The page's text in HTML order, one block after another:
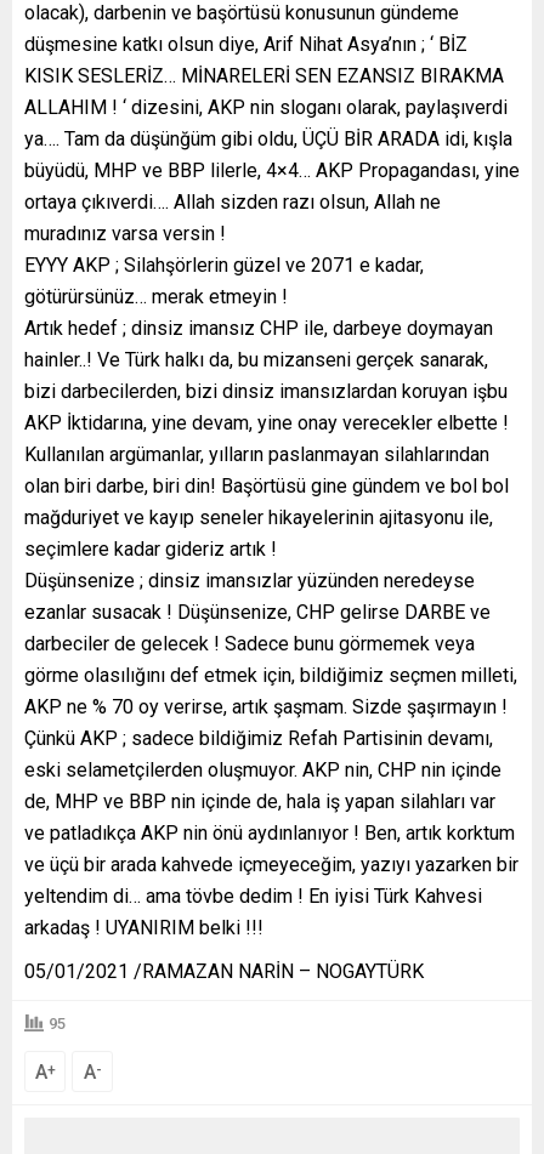
olacak), darbenin ve başörtüsü konusunun gündeme
düşmesine katkı olsun diye, Arif Nihat Asya’nın ; ‘ BİZ
KISIK SESLERİZ… MİNARELERİ SEN EZANSIZ BIRAKMA
ALLAHIM ! ‘ dizesini, AKP nin sloganı olarak, paylaşıverdi
ya…. Tam da düşünğüm gibi oldu, ÜÇÜ BİR ARADA idi, kışla
büyüdü, MHP ve BBP lilerle, 4×4… AKP Propagandası, yine
ortaya çıkıverdi…. Allah sizden razı olsun, Allah ne
muradınız varsa versin !
EYYY AKP ; Silahşörlerin güzel ve 2071 e kadar,
götürürsünüz… merak etmeyin !
Artık hedef ; dinsiz imansız CHP ile, darbeye doymayan
hainler..! Ve Türk halkı da, bu mizanseni gerçek sanarak,
bizi darbecilerden, bizi dinsiz imansızlardan koruyan işbu
AKP İktidarına, yine devam, yine onay verecekler elbette !
Kullanılan argümanlar, yılların paslanmayan silahlarından
olan biri darbe, biri din! Başörtüsü gine gündem ve bol bol
mağduriyet ve kayıp seneler hikayelerinin ajitasyonu ile,
seçimlere kadar gideriz artık !
Düşünsenize ; dinsiz imansızlar yüzünden neredeyse
ezanlar susacak ! Düşünsenize, CHP gelirse DARBE ve
darbeciler de gelecek ! Sadece bunu görmemek veya
görme olasılığını def etmek için, bildiğimiz seçmen milleti,
AKP ne % 70 oy verirse, artık şaşmam. Sizde şaşırmayın !
Çünkü AKP ; sadece bildiğimiz Refah Partisinin devamı,
eski selametçilerden oluşmuyor. AKP nin, CHP nin içinde
de, MHP ve BBP nin içinde de, hala iş yapan silahları var
ve patladıkça AKP nin önü aydınlanıyor ! Ben, artık korktum
ve üçü bir arada kahvede içmeyeceğim, yazıyı yazarken bir
yeltendim di… ama tövbe dedim ! En iyisi Türk Kahvesi
arkadaş ! UYANIRIM belki !!!
05/01/2021 /RAMAZAN NARİN – NOGAYTÜRK
95
A+ A-